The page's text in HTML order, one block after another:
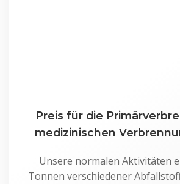
Preis für die
medizinischen
Unsere normalen Aktivitäten
Tonnen verschiedener